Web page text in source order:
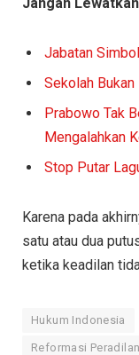
Jabatan
Sekolah
Prabowo Tak
Mengalahkan
Stop Putar
Karena pada
satu atau dua
ketika keadilan
Hukum Indonesia
Reformasi Peradilan